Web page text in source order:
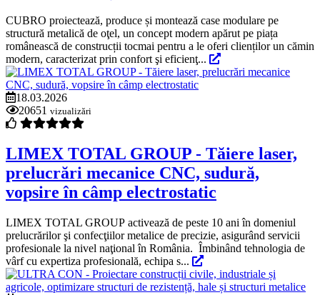
CUBRO proiectează, produce și montează case modulare pe
structură metalică de oţel, un concept modern apărut pe piața
românească de construcții tocmai pentru a le oferi clienților un cămin
modern, caracterizat prin confort şi eficienţ...
18.03.2026
20651 vizualizări
LIMEX TOTAL GROUP - Tăiere laser,
prelucrări mecanice CNC, sudură,
vopsire în câmp electrostatic
LIMEX TOTAL GROUP activează de peste 10 ani în domeniul
prelucrărilor şi confecţiilor metalice de precizie, asigurând servicii
profesionale la nivel naţional în România. Îmbinând tehnologia de
vârf cu expertiza profesională, echipa s...